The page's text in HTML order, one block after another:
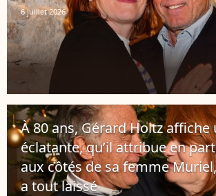
6 juillet 2026
À 80 ans, Gérard Holtz
éclatante, qu’il attribue en
aux côtés de sa femme
a tout laissé